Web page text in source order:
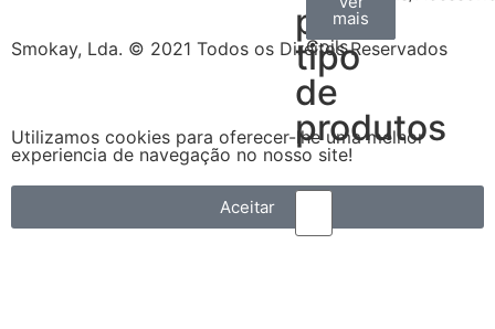
por
tipo
de
produtos
Coils
mais
mais
mais
Smokay, Lda. © 2021 Todos os Direitos Reservados
Utilizamos cookies para oferecer-lhe uma melhor
experiencia de navegação no nosso site!
Aceitar